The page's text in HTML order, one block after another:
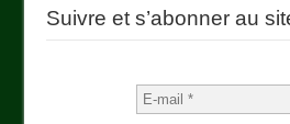
Suivre et s’abonner au